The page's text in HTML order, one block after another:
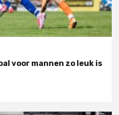
voor mannen zo leuk is